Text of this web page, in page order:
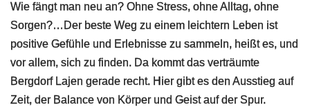
Wie fängt man neu an? Ohne Stress, ohne Alltag, ohne
Sorgen?…Der beste Weg zu einem leichtern Leben ist
positive Gefühle und Erlebnisse zu sammeln, heißt es, und
vor allem, sich zu finden. Da kommt das verträumte
Bergdorf Lajen gerade recht. Hier gibt es den Ausstieg auf
Zeit, der Balance von Körper und Geist auf der Spur.